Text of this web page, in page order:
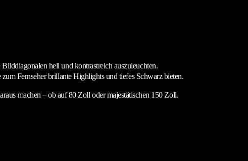
hell und kontrastreich auszuleuchten.
Fernseher brillante Highlights und tiefes Schwarz bieten.
machen – ob auf 80 Zoll oder majestätischen 150 Zoll.